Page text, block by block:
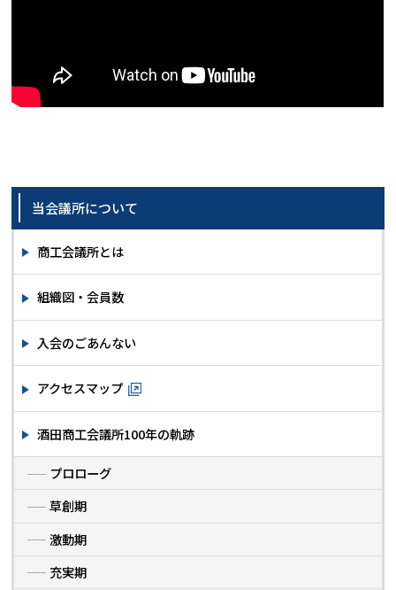
当会議所について
商工会議所とは
組織図・会員数
入会のごあんない
アクセスマップ
酒田商工会議所100年の軌跡
プロローグ
草創期
激動期
充実期